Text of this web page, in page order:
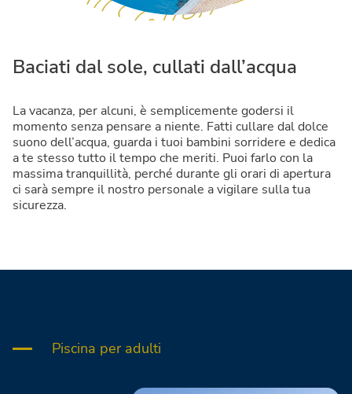
Baciati dal sole, cullati dall’acqua
La vacanza, per alcuni, è semplicemente godersi il
momento senza pensare a niente. Fatti cullare dal dolce
suono dell’acqua, guarda i tuoi bambini sorridere e dedica
a te stesso tutto il tempo che meriti. Puoi farlo con la
massima tranquillità, perché durante gli orari di apertura
ci sarà sempre il nostro personale a vigilare sulla tua
sicurezza.
Piscina per adulti